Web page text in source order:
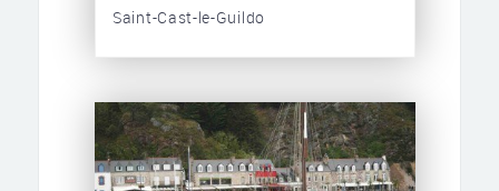
Saint-Cast-le-Guildo